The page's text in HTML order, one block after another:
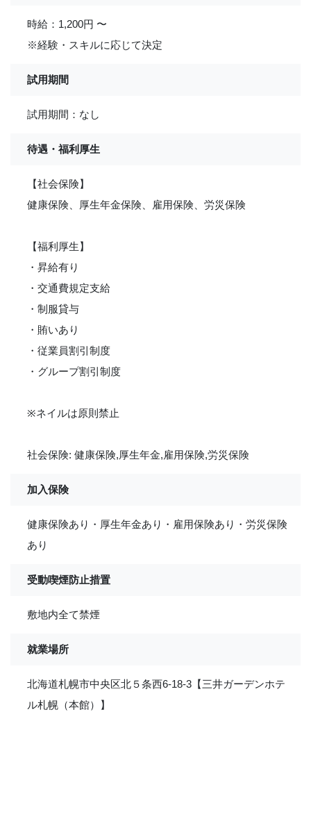
時給：1,200円 〜
※経験・スキルに応じて決定
試用期間
試用期間：なし
待遇・福利厚生
【社会保険】
健康保険、厚生年金保険、雇用保険、労災保険
【福利厚生】
・昇給有り
・交通費規定支給
・制服貸与
・賄いあり
・従業員割引制度
・グループ割引制度
※ネイルは原則禁止
社会保険: 健康保険,厚生年金,雇用保険,労災保険
加入保険
健康保険あり・厚生年金あり・雇用保険あり・労災保険
あり
受動喫煙防止措置
敷地内全て禁煙
就業場所
北海道札幌市中央区北５条西6-18-3【三井ガーデンホテ
ル札幌（本館）】